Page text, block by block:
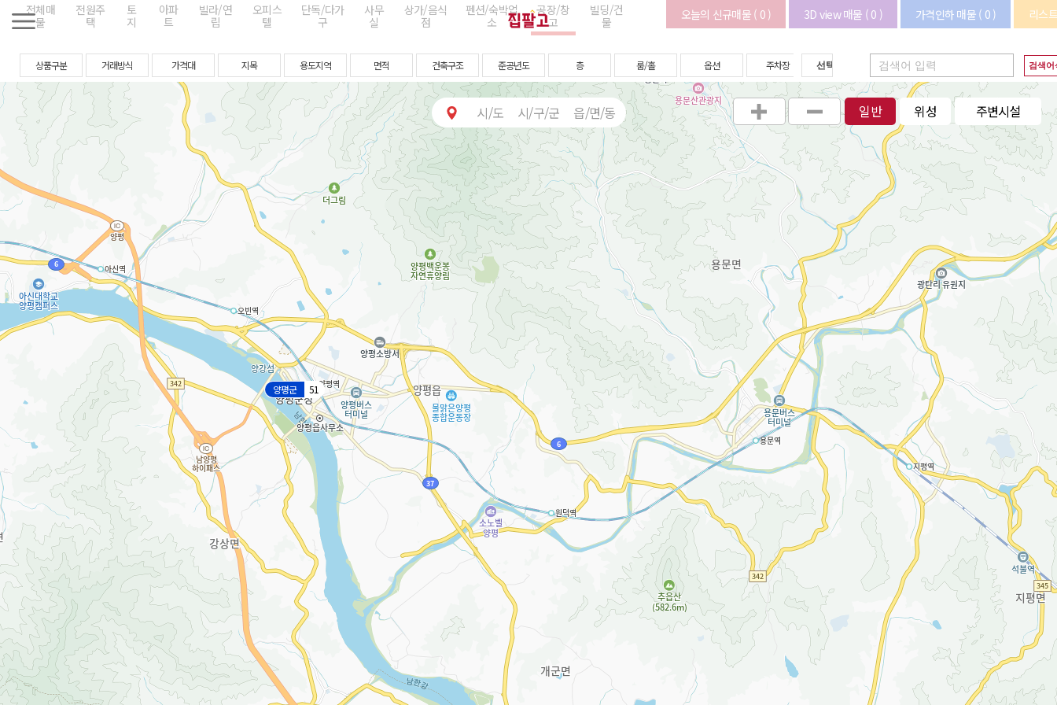
전체매
물
전원주
택
토
지
아파
트
빌라/연
립
오피스
텔
단독/다가
구
사무
실
상가/음식
점
펜션/숙박업
소
공장/창
고
빌딩/건
물
오늘의 신규매물 ( 0 ) 3D view 매물 ( 0 ) 가격인하 매물 ( 0 ) 리스
상품구분 거래방식 가격대 지목 용도지역 면적 건축구조 준공년도 층 룸/홀 옵션 주차장 기타(상
업시설) 검색어
양평군 51
시/도 시/구/군 읍/면/동 일반 위성 주변시설